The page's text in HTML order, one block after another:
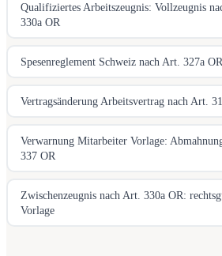
Qualifiziertes Arbeitszeugnis: Vollzeugnis
330a OR
Spesenreglement Schweiz nach Art. 327a
Vertragsänderung Arbeitsvertrag nach Art.
Verwarnung Mitarbeiter Vorlage:
337 OR
Zwischenzeugnis nach Art. 330a OR:
Vorlage